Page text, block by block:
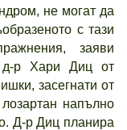
не могат да
с тази
заяви
д-р Хари Диц от
засегнати от
напълно
Д-р Диц планира